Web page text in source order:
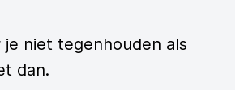
niet tegenhouden als
dan.